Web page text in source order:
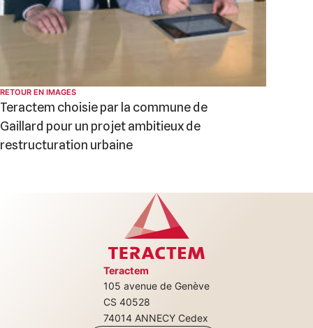
RETOUR EN IMAGES
Teractem choisie par la commune de
Gaillard pour un projet ambitieux de
restructuration urbaine
Teractem
105 avenue de Genève
CS 40528
74014 ANNECY Cedex
+33(0)4 50 08